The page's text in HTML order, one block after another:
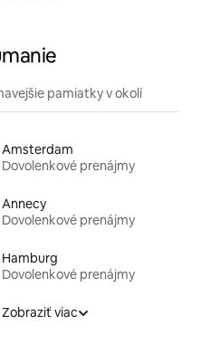
pamiatky v okolí
Amsterdam
Dovolenkové prenájmy
Annecy
Dovolenkové prenájmy
Hamburg
Dovolenkové prenájmy
Zobraziť viac